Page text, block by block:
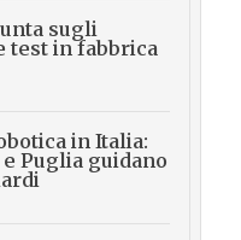
sugli
test in fabbrica
in Italia:
Puglia guidano